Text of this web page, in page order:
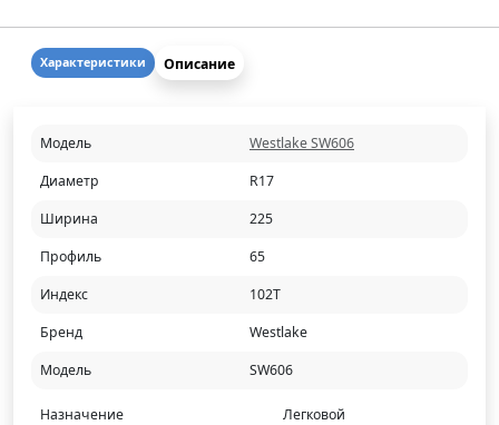
Характеристики Описание
Модель
Westlake SW606
Диаметр
R17
Ширина
225
Профиль
65
Индекс
102T
Бренд
Westlake
Модель
SW606
Назначение Легковой